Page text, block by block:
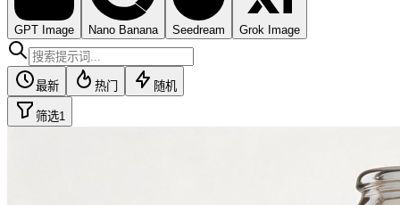
GPT Image Nano Banana Seedream Grok Image
最新 热门 随机
筛选1